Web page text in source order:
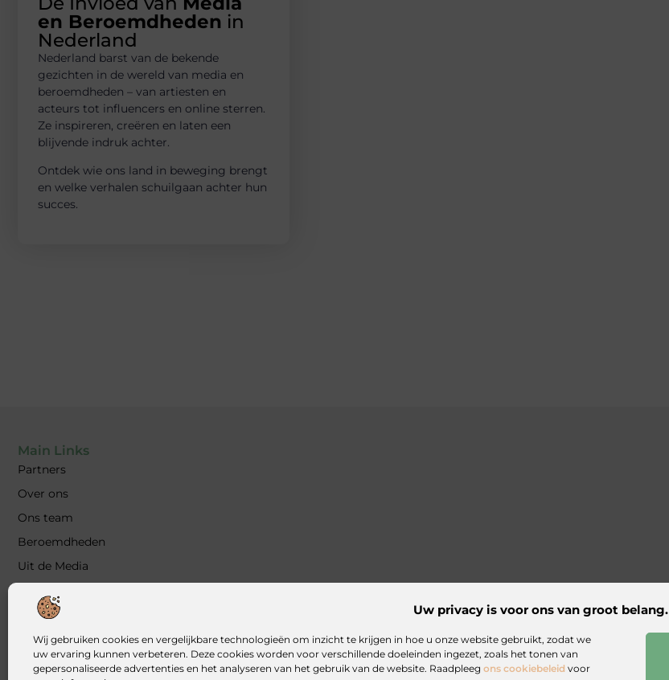
Uw privacy is voor ons van groot belang.
Wij gebruiken cookies en vergelijkbare technologieën om inzicht te krijgen in hoe u onze website gebruikt, zodat we
uw ervaring kunnen verbeteren. Deze cookies worden voor verschillende doeleinden ingezet, zoals het tonen van
gepersonaliseerde advertenties en het analyseren van het gebruik van de website. Raadpleeg ons cookiebeleid voor
en Beroemdheden in
Nederland
Nederland barst van de bekende
gezichten in de wereld van media en
beroemdheden – van artiesten en
acteurs tot influencers en online sterren.
Ze inspireren, creëren en laten een
blijvende indruk achter.
Ontdek wie ons land in beweging brengt
en welke verhalen schuilgaan achter hun
succes.
Main Links
Partners
Over ons
Ons team
Beroemdheden
Uit de Media
Blog plaatsen
Kwalitatieve backlinks: waarom ze essentieel zijn voor jouw website
Geld verdienen met je website: zo bouw jij een online inkomstenbron op